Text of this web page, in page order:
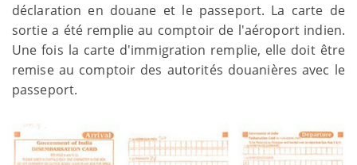
déclaration en douane et le passeport. La carte de
sortie a été remplie au comptoir de l'aéroport indien.
Une fois la carte d'immigration remplie, elle doit être
remise au comptoir des autorités douanières avec le
passeport.